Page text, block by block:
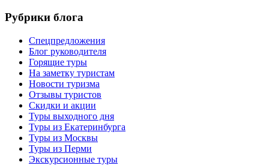
Рубрики блога
Cпецпредложения
Блог руководителя
Горящие туры
На заметку туристам
Новости туризма
Отзывы туристов
Скидки и акции
Туры выходного дня
Туры из Екатеринбурга
Туры из Москвы
Туры из Перми
Экскурсионные туры